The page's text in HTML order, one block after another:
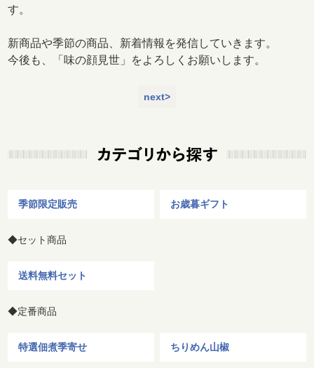
す。
新商品や季節の商品、新着情報を発信していきます。
今後も、「味の顔見世」をよろしくお願いします。
next>
季節限定販売 お歳暮ギフト
◆セット商品
送料無料セット
◆定番商品
特選佃煮季寄せ ちりめん山椒